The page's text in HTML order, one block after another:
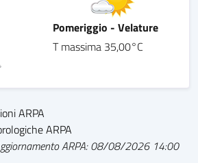
Pomeriggio - Velature
T massima 35,00°C
ARPA
ARPA
ARPA: 08/08/2026 14:00